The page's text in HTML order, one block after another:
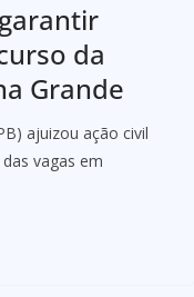
da
Grande
ajuizou ação civil
vagas em